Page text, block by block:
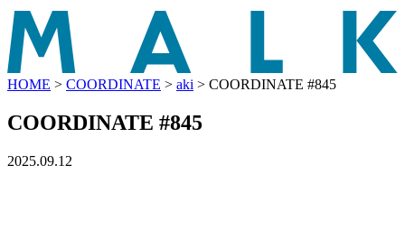
HOME > COORDINATE > aki > COORDINATE #845
COORDINATE #845
2025.09.12